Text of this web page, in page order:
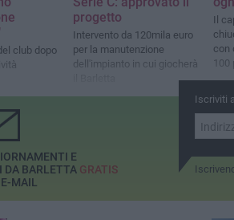
club dopo
progetto
Intervento da 120mila euro
per la manutenzione
dell'impianto in cui giocherà
Il
con
100
Iscriviti
E
DA BARLETTA GRATIS
MAIL